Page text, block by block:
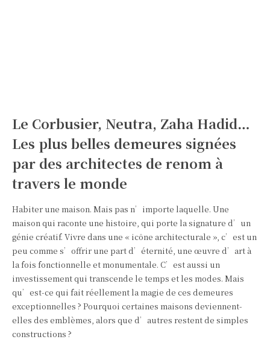
Le Corbusier, Neutra, Zaha Hadid…
Les plus belles demeures signées
par des architectes de renom à
travers le monde
Habiter une maison. Mais pas n’importe laquelle. Une
maison qui raconte une histoire, qui porte la signature d’un
génie créatif. Vivre dans une « icône architecturale », c’est un
peu comme s’offrir une part d’éternité, une œuvre d’art à
la fois fonctionnelle et monumentale. C’est aussi un
investissement qui transcende le temps et les modes. Mais
qu’est-ce qui fait réellement la magie de ces demeures
exceptionnelles ? Pourquoi certaines maisons deviennent-
elles des emblèmes, alors que d’autres restent de simples
constructions ?